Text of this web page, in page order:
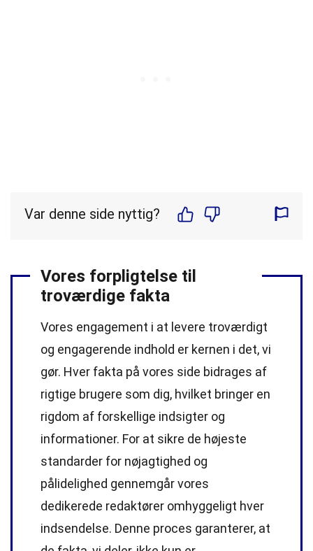
Var denne side nyttig?
Vores forpligtelse til
troværdige fakta
Vores engagement i at levere troværdigt
og engagerende indhold er kernen i det, vi
gør. Hver fakta på vores side bidrages af
rigtige brugere som dig, hvilket bringer en
rigdom af forskellige indsigter og
informationer. For at sikre de højeste
standarder for nøjagtighed og
pålidelighed gennemgår vores
dedikerede redaktører omhyggeligt hver
indsendelse. Denne proces garanterer, at